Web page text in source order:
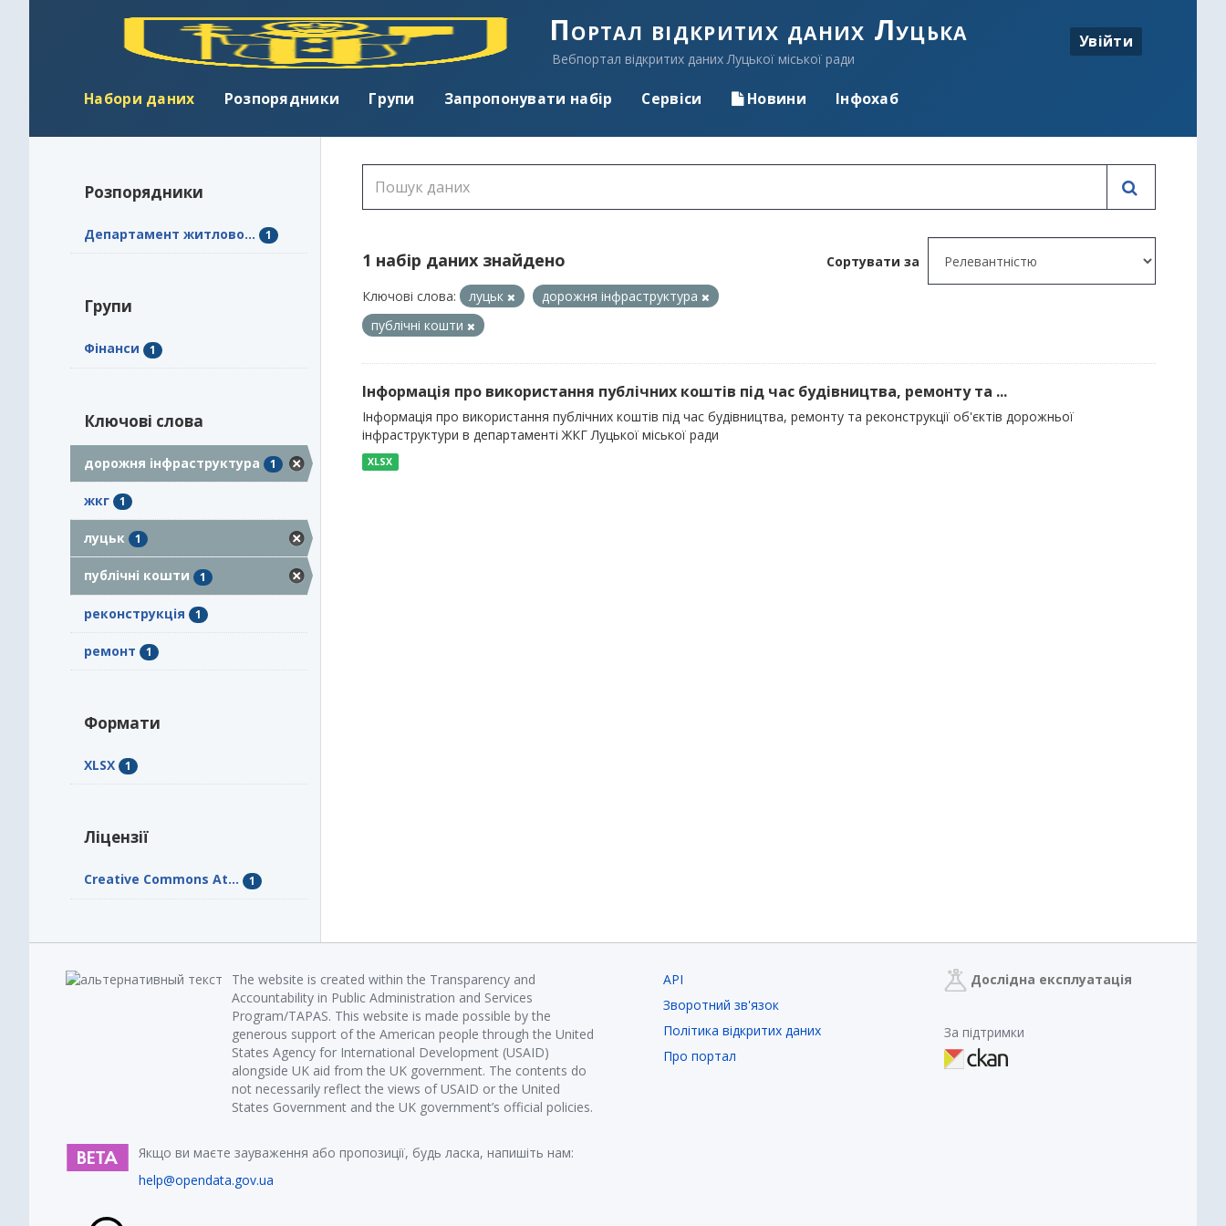
Портал відкритих даних Луцька
Вебпортал відкритих даних Луцької міської ради
Увійти
Набори даних Розпорядники Групи Запропонувати набір Сервіси Новини Інфохаб
Розпорядники
Департамент житлово... 1
Групи
Фінанси 1
Ключові слова
дорожня інфраструктура 1
жкг 1
луцьк 1
публічні кошти 1
реконструкція 1
ремонт 1
Формати
XLSX 1
Ліцензії
Creative Commons At... 1
Сортувати за
1 набір даних знайдено
Ключові слова: луцьк
дорожня інфраструктура
публічні кошти
Інформація про використання публічних коштів під час будівництва, ремонту та ...
Інформація про використання публічних коштів під час будівництва, ремонту та реконструкції об'єктів дорожньої
інфраструктури в департаменті ЖКГ Луцької міської ради
XLSX
The website is created within the Transparency and
Accountability in Public Administration and Services
Program/TAPAS. This website is made possible by the
generous support of the American people through the United
States Agency for International Development (USAID)
alongside UK aid from the UK government. The contents do
not necessarily reflect the views of USAID or the United
States Government and the UK government’s official policies.
Якщо ви маєте зауваження або пропозиції, будь ласка, напишіть нам:
help@opendata.gov.ua
API
Зворотний зв'язок
Політика відкритих даних
Про портал
Дослідна експлуатація
За підтримки